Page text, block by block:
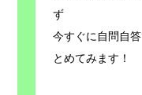
ず
今すぐに自問自
とめてみます！